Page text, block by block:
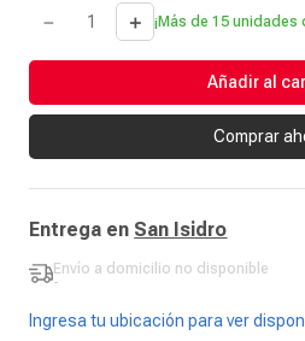
＋
－ ¡Más de 15 unidades
Añadir al
Comprar
Entrega en San Isidro
Envío a domicilio no disponible
-
Ingresa tu ubicación para ver